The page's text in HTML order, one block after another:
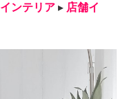
インテリア ▸ 店舗イ